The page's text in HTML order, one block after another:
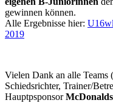
gewinnen können.
Alle Ergebnisse hier:
2019
Vielen Dank an alle Teams
Schiedsrichter, Trainer/
Hauptpsponsor